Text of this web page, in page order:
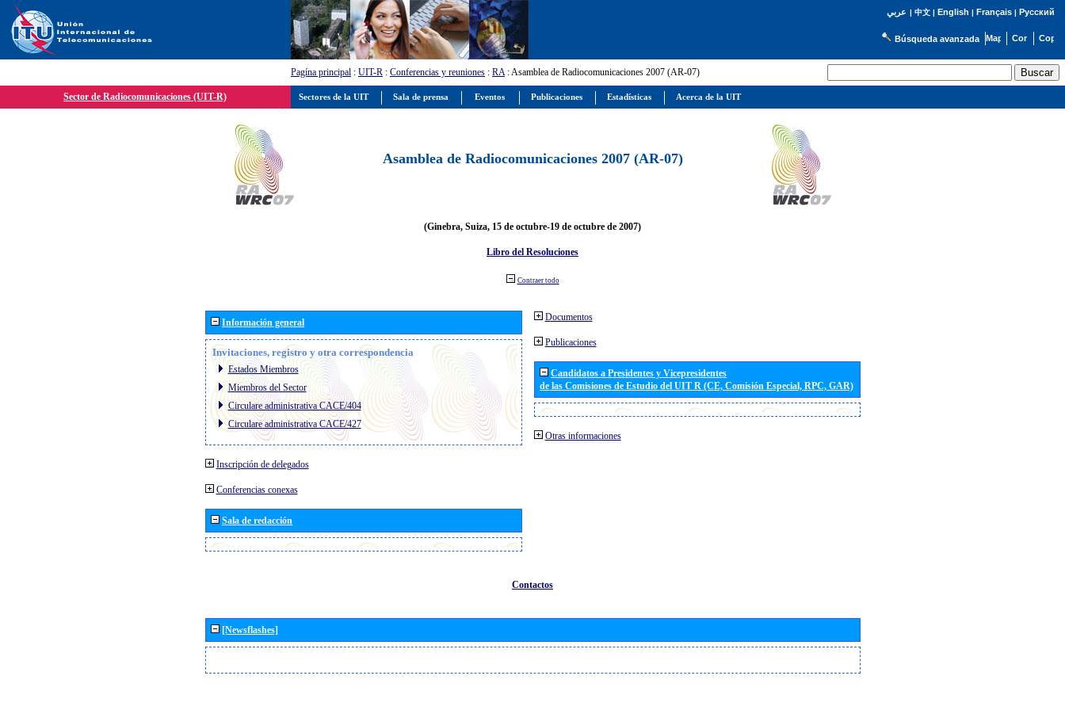
عربي | 中文| English | Français| Русский
Búsqueda avanzada
Pagína principal : UIT-R : Conferencias y reuniones : RA: Asamblea de Radiocomunicaciones 2007 (AR-07)
Sector de Radiocomunicaciones (UIT-R)
Asamblea de Radiocomunicaciones 2007 (AR-07)
(Ginebra, Suiza, 15 de octubre-19 de octubre de 2007)
Libro del Resoluciones
Contraer todo
Información general
Invitaciones, registro y otra correspondencia
Estados Miembros
Miembros del Sector
Circulare administrativa CACE/404
Circulare administrativa CACE/427
Inscripción de delegados
Conferencias conexas
Sala de redacción
Documentos
Publicaciones
Candidatos a Presidentes y Vicepresidentes
de las Comisiones de Estudio del UIT R (CE, Comisión Especial, RPC, GAR)
Otras informaciones
Contactos
[Newsflashes]
Sectores de la UIT Sala de prensa Eventos Publicaciones Estadísticas Acerca de la UIT